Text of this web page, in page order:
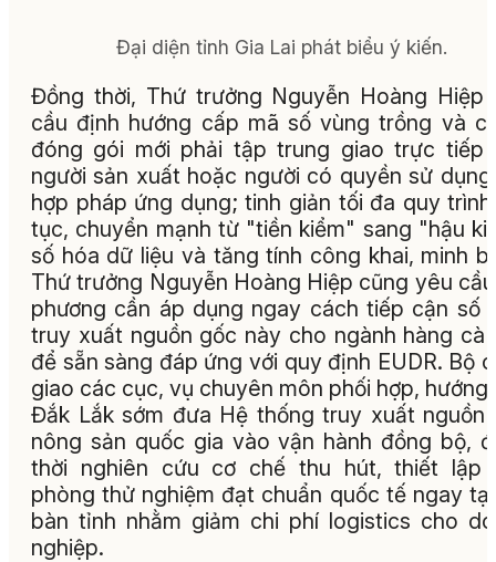
Đại diện tỉnh Gia Lai phát biểu ý kiến.
Đồng thời, Thứ trưởng Nguyễn Hoàng Hiệp
cầu định hướng cấp mã số vùng trồng và
đóng gói mới phải tập trung giao trực tiếp
người sản xuất hoặc người có quyền sử
hợp pháp ứng dụng; tinh giản tối đa quy
tục, chuyển mạnh từ "tiền kiểm" sang "hậu
số hóa dữ liệu và tăng tính công khai, minh
Thứ trưởng Nguyễn Hoàng Hiệp cũng yêu
phương cần áp dụng ngay cách tiếp cận số
truy xuất nguồn gốc này cho ngành hàng cà
để sẵn sàng đáp ứng với quy định EUDR. Bộ
giao các cục, vụ chuyên môn phối hợp, hướng
Đắk Lắk sớm đưa Hệ thống truy xuất nguồn
nông sản quốc gia vào vận hành đồng bộ,
thời nghiên cứu cơ chế thu hút, thiết lập
phòng thử nghiệm đạt chuẩn quốc tế ngay
bàn tỉnh nhằm giảm chi phí logistics cho
nghiệp.